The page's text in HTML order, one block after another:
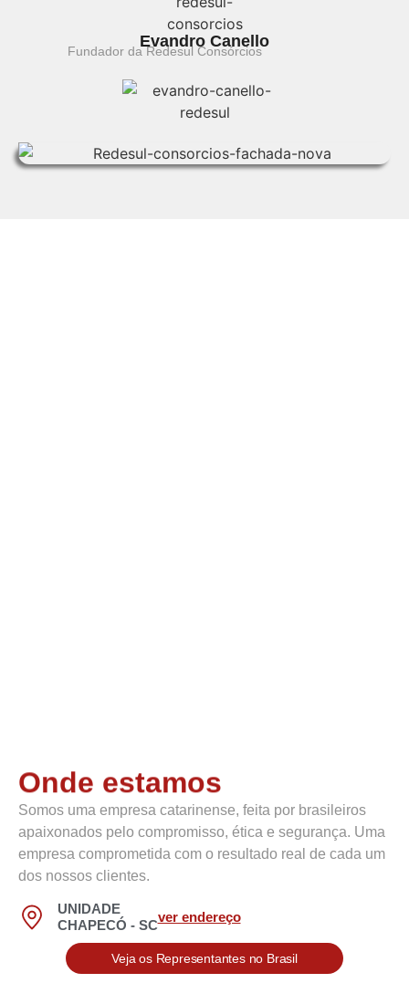
Evandro Canello
Fundador da Redesul Consórcios
Onde estamos
Somos uma empresa catarinense, feita por brasileiros
apaixonados pelo compromisso, ética e segurança. Uma
empresa comprometida com o resultado real de cada um
dos nossos clientes.
UNIDADE
CHAPECÓ - SC
ver endereço
Veja os Representantes no Brasil